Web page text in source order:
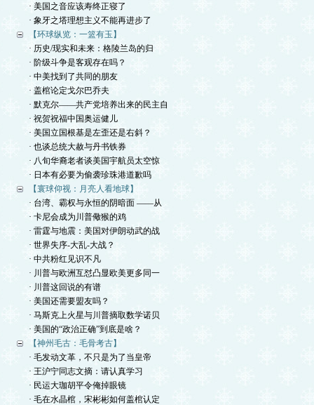
· 美国之音应该寿终正寝了
· 象牙之塔理想主义不能再进步了
【环球纵览：一篮有玉】
· 历史/现实和未来：格陵兰岛的归
· 阶级斗争是客观存在吗？
· 中美找到了共同的朋友
· 盖棺论定戈尔巴乔夫
· 默克尔——共产党培养出来的民主自
· 祝贺祝福中国奥运健儿
· 美国立国根基是左歪还是右斜？
· 也谈总统大赦与丹书铁券
· 八旬华裔老者谈美国宇航员太空惊
· 日本有必要为偷袭珍珠港道歉吗
【寰球仰视：月亮人看地球】
· 台湾、霸权与永恒的阴暗面 ——从
· 卡尼会成为川普儆猴的鸡
· 雷霆与地震：美国对伊朗动武的战
· 世界失序-大乱-大战？
· 中共粉红见识不凡
· 川普与欧洲互怼凸显欧美更多同一
· 川普这回说的有谱
· 美国还需要盟友吗？
· 马斯克上火星与川普摘取数学诺贝
· 美国的“政治正确”到底是啥？
【神州毛古：毛骨考古】
· 毛发动文革，不只是为了当皇帝
· 王沪宁同志文摘：请认真学习
· 民运大珈胡平令俺掉眼镜
· 毛在水晶棺，宋彬彬如何盖棺认定